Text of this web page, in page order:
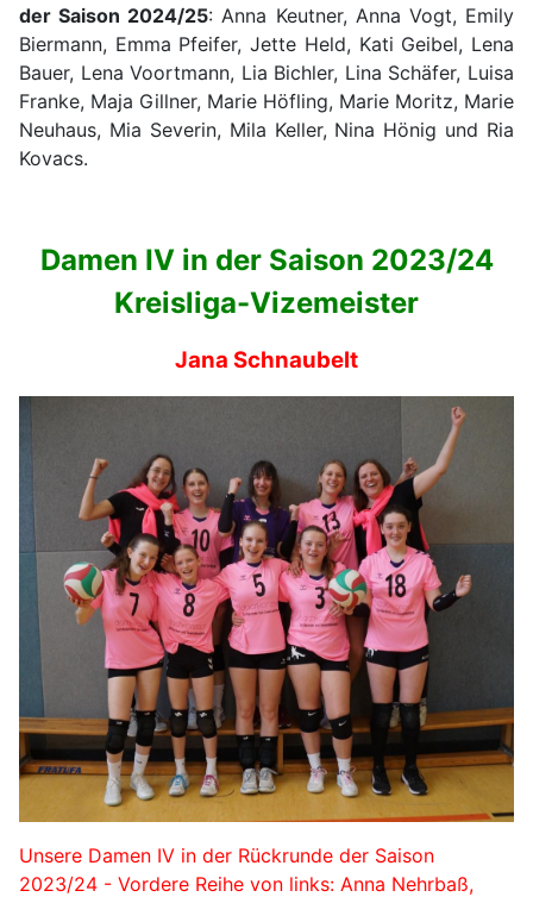
der Saison 2024/25: Anna Keutner, Anna Vogt, Emily
Biermann, Emma Pfeifer, Jette Held, Kati Geibel, Lena
Bauer, Lena Voortmann, Lia Bichler, Lina Schäfer, Luisa
Franke, Maja Gillner, Marie Höfling, Marie Moritz, Marie
Neuhaus, Mia Severin, Mila Keller, Nina Hönig und Ria
Kovacs.
Damen IV in der Saison 2023/24
Kreisliga-Vizemeister
Jana Schnaubelt
Unsere Damen IV in der Rückrunde der Saison
2023/24 - Vordere Reihe von links: Anna Nehrbaß,